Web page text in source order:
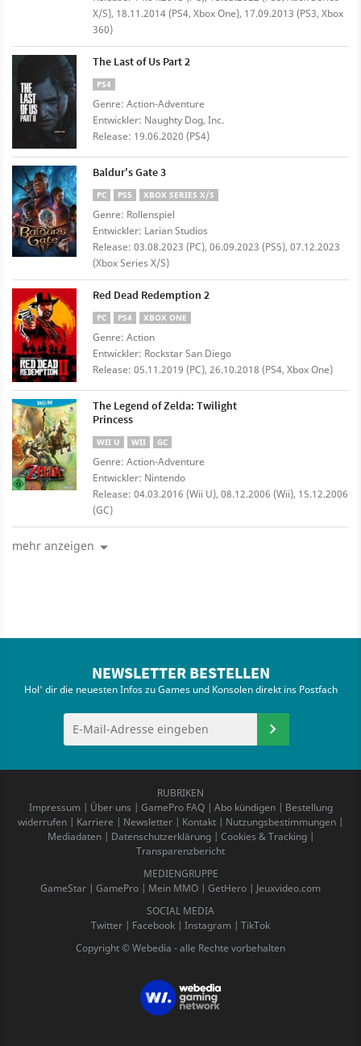
X/S), 18.11.2014 (PS4, Xbox One), 17.09.2013 (PS3, Xbox
360)
The Last of Us Part 2
PS4
Genre: Action-Adventure
Entwickler: Naughty Dog, Inc.
Release: 19.06.2020 (PS4)
Baldur's Gate 3
PC PS5 XBOX SERIES X/S
Genre: Rollenspiel
Entwickler: Larian Studios
Release: 03.08.2023 (PC), 06.09.2023 (PS5), 07.12.2023
(Xbox Series X/S)
Red Dead Redemption 2
PC PS4 XBOX ONE
Genre: Action
Entwickler: Rockstar San Diego
Release: 05.11.2019 (PC), 26.10.2018 (PS4, Xbox One)
The Legend of Zelda: Twilight
Princess
WII U WII GC
Genre: Action-Adventure
Entwickler: Nintendo
Release: 04.03.2016 (Wii U), 08.12.2006 (Wii), 15.12.2006
(GC)
mehr anzeigen
NEWSLETTER BESTELLEN
Hol' dir die neuesten Infos zu Games und Konsolen direkt ins Postfach
RUBRIKEN
Impressum| Über uns | GamePro FAQ| Abo kündigen| Bestellung
widerrufen | Karriere | Newsletter | Kontakt | Nutzungsbestimmungen |
Mediadaten| Datenschutzerklärung| Cookies & Tracking|
Transparenzbericht
MEDIENGRUPPE
GameStar | GamePro | Mein MMO | GetHero | Jeuxvideo.com
SOCIAL MEDIA
Twitter | Facebook | Instagram | TikTok
Copyright © Webedia - alle Rechte vorbehalten